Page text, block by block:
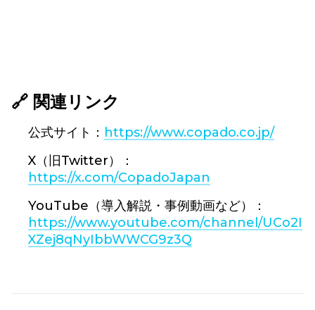
🔗 関連リンク
公式サイト： https://www.copado.co.jp/
X（旧Twitter）：
https://x.com/CopadoJapan
YouTube（導入解説・事例動画など）：
https://www.youtube.com/channel/UCo2I
XZej8qNyIbbWWCG9z3Q